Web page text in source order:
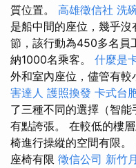
質位置。 高雄徵信社 洗
是船中間的座位，幾乎沒
節，該行動為450多名員
納1000名乘客。 什麼是
外和室內座位，儘管有較
害達人 護照換發 卡式台
了三種不同的選擇（智
有點誇張。 在較低的樓
椅進行操縱的空間有限。
座椅有限 徵信公司 新竹